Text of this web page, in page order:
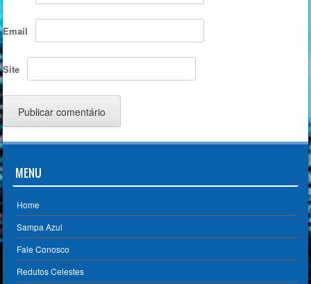
Email
Site
MENU
Home
Sampa Azul
Fale Conosco
Redutos Celestes